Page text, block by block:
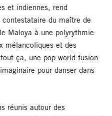
et indiennes, rend
contestataire du maître de
Maloya à une polyrythmie
mélancoliques et des
ça, une pop world fusion
pour danser dans
réunis autour des